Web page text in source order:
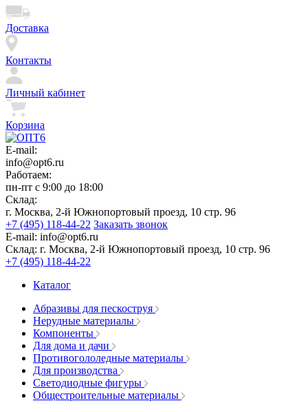
Доставка
Контакты
Личный кабинет
Корзина
E-mail:
info@opt6.ru
Работаем:
пн-пт с 9:00 до 18:00
Склад:
г. Москва, 2-й Южнопортовый проезд, 10 стр. 96
+7 (495) 118-44-22 Заказать звонок
E-mail: info@opt6.ru
Склад: г. Москва, 2-й Южнопортовый проезд, 10 стр. 96
+7 (495) 118-44-22
Каталог
Абразивы для пескоструя
Нерудные материалы
Компоненты
Для дома и дачи
Противогололедные материалы
Для производства
Светодиодные фигуры
Общестроительные материалы